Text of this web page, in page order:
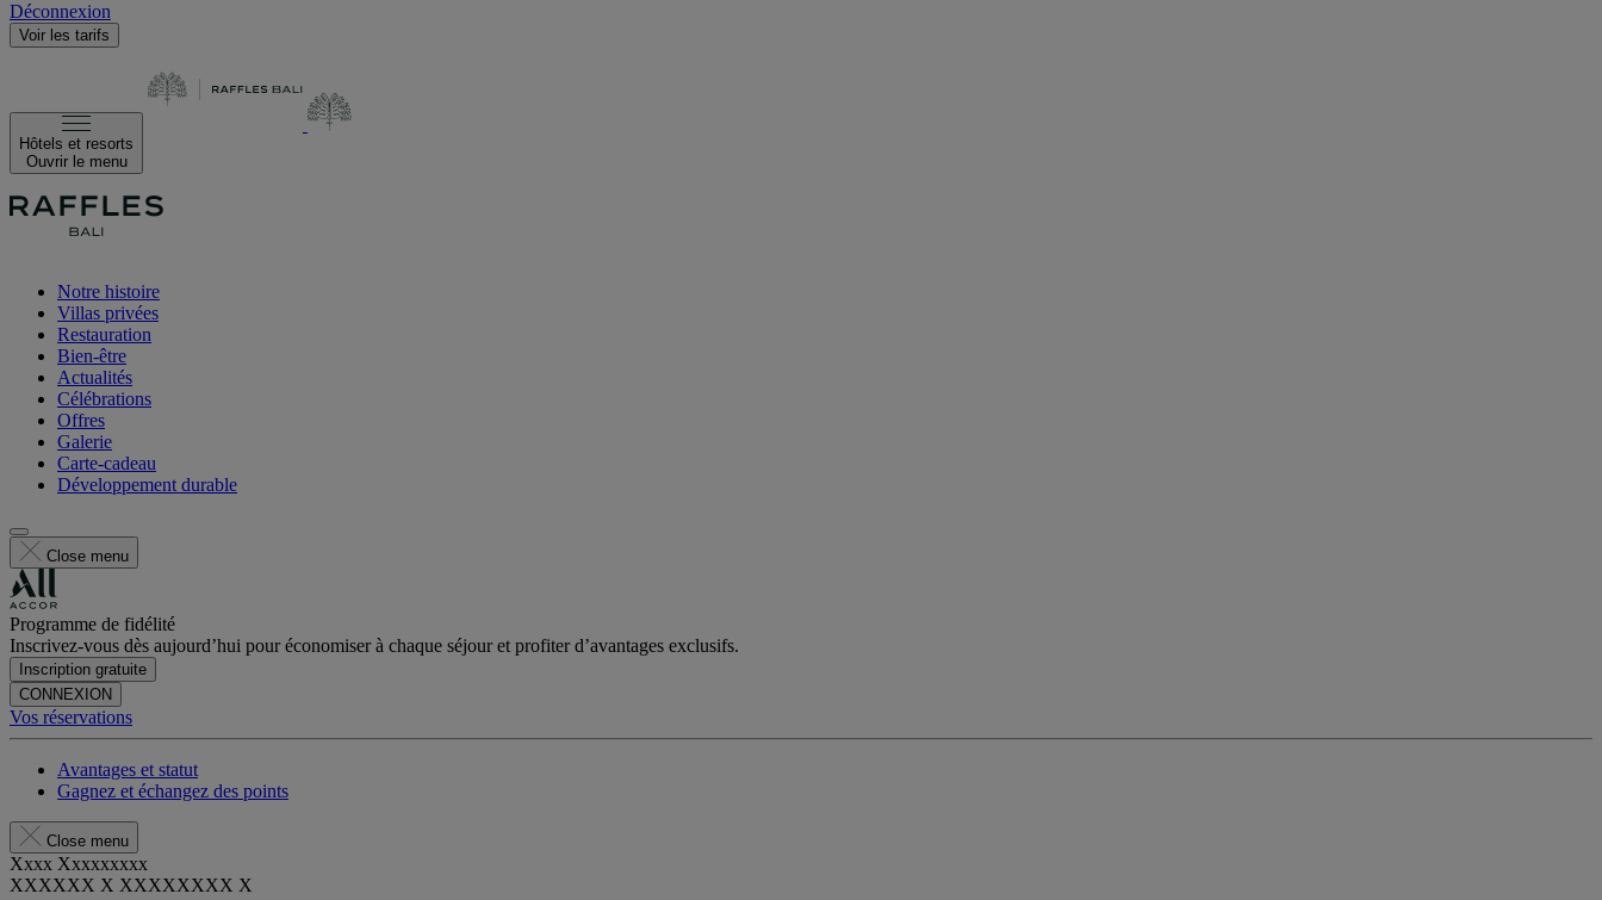
Déconnexion
Voir les tarifs
Hôtels et resorts
Ouvrir le menu
Notre histoire
Villas privées
Restauration
Bien-être
Actualités
Célébrations
Offres
Galerie
Carte-cadeau
Développement durable
Close menu
Programme de fidélité
Inscrivez-vous dès aujourd’hui pour économiser à chaque séjour et profiter d’avantages exclusifs.
Inscription gratuite
CONNEXION
Vos réservations
Avantages et statut
Gagnez et échangez des points
Close menu
Xxxx Xxxxxxxxx
XXXXXX X XXXXXXXX X